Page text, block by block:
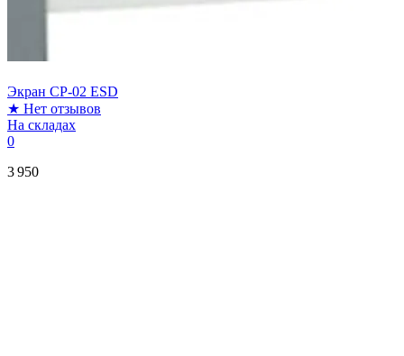
Экран CP-02 ESD
★ Нет отзывов
На складах
0
3 950